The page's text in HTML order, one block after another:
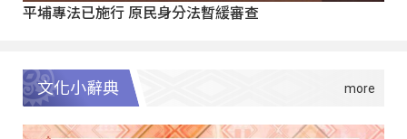
平埔專法已施行 原民身分法暫緩審查
文化小辭典